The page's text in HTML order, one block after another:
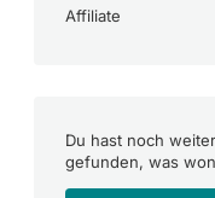
Affiliate
Du hast noch
gefunden, was